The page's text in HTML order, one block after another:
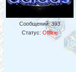
Сообщений:393
Статус: Offline